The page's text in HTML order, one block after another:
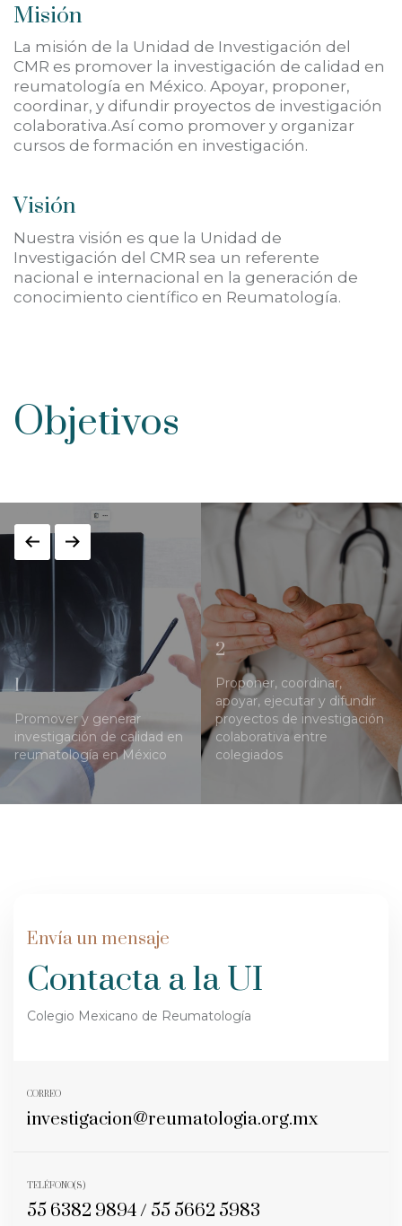
Misión
La misión de la Unidad de Investigación del
CMR es promover la investigación de calidad en
reumatología en México. Apoyar, proponer,
coordinar, y difundir proyectos de investigación
colaborativa.Así como promover y organizar
cursos de formación en investigación.
Visión
Nuestra visión es que la Unidad de
Investigación del CMR sea un referente
nacional e internacional en la generación de
conocimiento científico en Reumatología.
Objetivos
1
Promover y generar
investigación de calidad en
reumatología en México
2
Proponer, coordinar,
apoyar, ejecutar y difundir
proyectos de investigación
colaborativa entre
colegiados
Envía un mensaje
Contacta a la UI
Colegio Mexicano de Reumatología
CORREO
investigacion@reumatologia.org.mx
TELÉFONO(S)
55 6382 9894 / 55 5662 5983